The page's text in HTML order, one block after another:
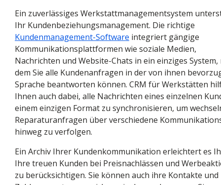
Ein zuverlässiges Werkstattmanagementsystem
Ihr Kundenbeziehungsmanagement. Die richtige
Kundenmanagement-Software integriert gängige
Kommunikationsplattformen wie soziale Medien,
Nachrichten und Website-Chats in ein einziges System,
dem Sie alle Kundenanfragen in der von ihnen
Sprache beantworten können. CRM für Werkstätten
Ihnen auch dabei, alle Nachrichten eines einzelnen
einem einzigen Format zu synchronisieren, um
Reparaturanfragen über verschiedene
hinweg zu verfolgen.
Ein Archiv Ihrer Kundenkommunikation erleichtert es
Ihre treuen Kunden bei Preisnachlässen und
zu berücksichtigen. Sie können auch ihre Kontakte und